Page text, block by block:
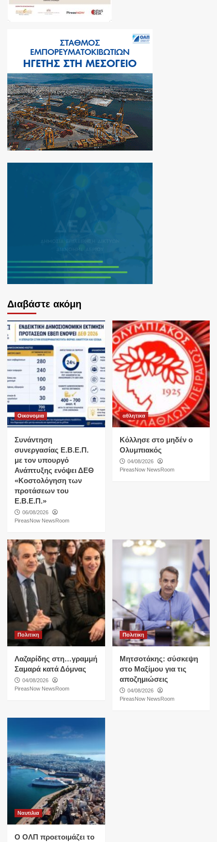
Διαβάστε ακόμη
Οικονομια
Συνάντηση
συνεργασίας Ε.Β.Ε.Π.
με τον υπουργό
Ανάπτυξης ενόψει ΔΕΘ
«Κοστολόγηση των
προτάσεων του
Ε.Β.Ε.Π.»
06/08/2026
PireasNow NewsRoom
αθλητικα
Κόλλησε στο μηδέν ο
Ολυμπιακός
04/08/2026
PireasNow NewsRoom
Πολιτικη
Λαζαρίδης στη…γραμμή
Σαμαρά κατά Δόμνας
04/08/2026
PireasNow NewsRoom
Πολιτικη
Μητσοτάκης: σύσκεψη
στο Μαξίμου για τις
αποζημιώσεις
04/08/2026
PireasNow NewsRoom
Ναυτιλια
O ΟΛΠ προετοιμάζει το